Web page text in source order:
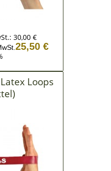
30,00 €
25,50 €
Loops